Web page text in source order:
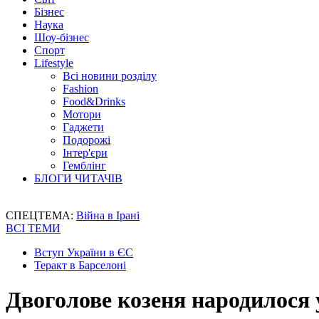
Бізнес
Наука
Шоу-бізнес
Спорт
Lifestyle
Всі новини розділу
Fashion
Food&Drinks
Мотори
Гаджети
Подорожі
Інтер'єри
Гемблінг
БЛОГИ ЧИТАЧІВ
СПЕЦТЕМА: Війна в Ірані
ВСІ ТЕМИ
Вступ України в ЄС
Теракт в Барселоні
Двоголове козеня